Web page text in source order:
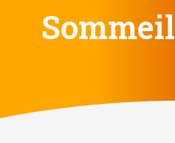
Sommeil